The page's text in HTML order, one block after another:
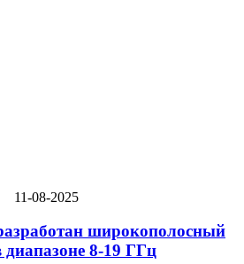
11-08-2025
широкополосный
8-19 ГГц